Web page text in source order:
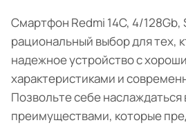
Смартфон Redmi 14C, 4/128Gb,
рациональный выбор для тех,
надежное устройство с
характеристиками и
Позвольте себе наслаждаться
преимуществами, которые